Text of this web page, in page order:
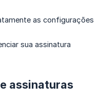
as configurações
sua assinatura
assinaturas